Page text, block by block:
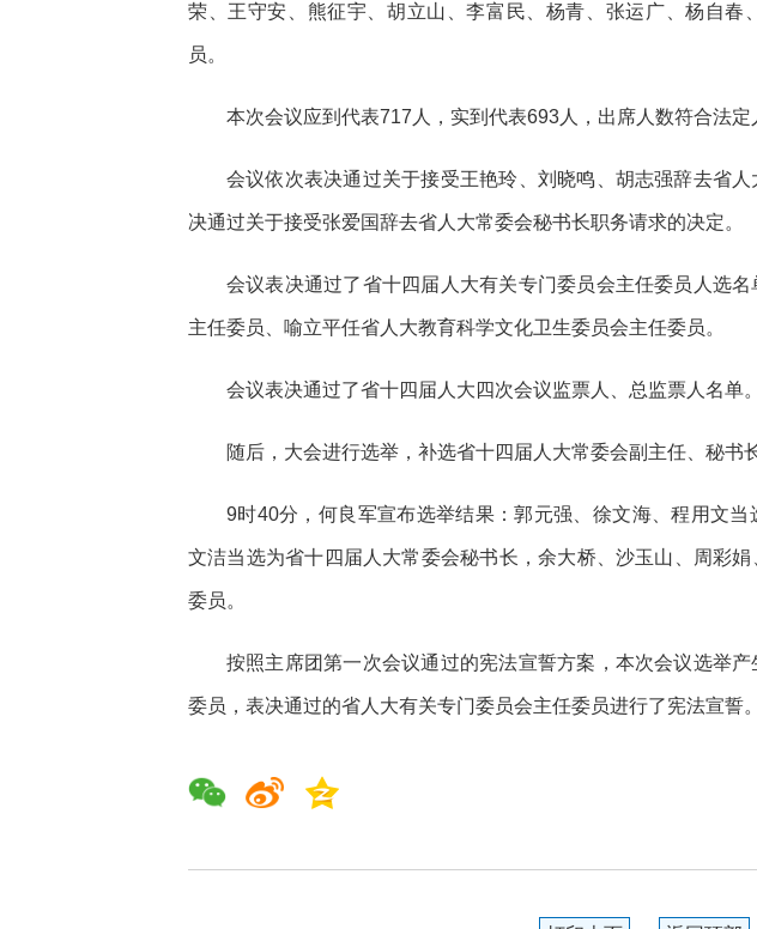
荣、王守安、熊征宇、胡立山、李富民、杨青、张运广、杨自春
员。
本次会议应到代表717人，实到代表693人，出席人数符合法定
会议依次表决通过关于接受王艳玲、刘晓鸣、胡志强辞去省
决通过关于接受张爱国辞去省人大常委会秘书长职务请求的决定。
会议表决通过了省十四届人大有关专门委员会主任委员人选
主任委员、喻立平任省人大教育科学文化卫生委员会主任委员。
会议表决通过了省十四届人大四次会议监票人、总监票人名单。
随后，大会进行选举，补选省十四届人大常委会副主任、秘书
9时40分，何良军宣布选举结果：郭元强、徐文海、程用文
文洁当选为省十四届人大常委会秘书长，余大桥、沙玉山、周彩
委员。
按照主席团第一次会议通过的宪法宣誓方案，本次会议选举产
委员，表决通过的省人大有关专门委员会主任委员进行了宪法宣誓。